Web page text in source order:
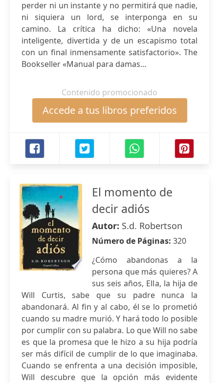
perder ni un instante y no permitirá que nadie,
ni siquiera un lord, se interponga en su
camino. La crítica ha dicho: «Una novela
inteligente, divertida y de un escapismo total
con un final inmensamente satisfactorio». The
Bookseller «Manual para damas...
Contenido promocionado
Accede a tus libros preferidos
El momento de
decir adiós
Autor: S.d. Robertson
Número de Páginas: 320
¿Cómo abandonas a la
persona que más quieres? A
sus seis años, Ella, la hija de
Will Curtis, sabe que su padre nunca la
abandonará. Al fin y al cabo, él se lo prometió
cuando su madre murió. Y hará todo lo posible
por cumplir con su palabra. Lo que Will no sabe
es que la promesa que le hizo a su hija podría
ser más difícil de cumplir de lo que imaginaba.
Cuando se enfrenta a una decisión imposible,
Will descubre que la opción más evidente